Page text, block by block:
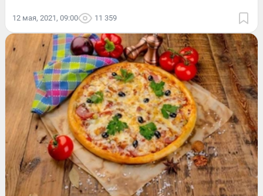
12 мая, 2021, 09:00 11 359